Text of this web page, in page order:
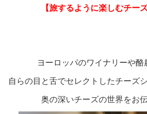
【旅するように楽しむチー
ヨーロッパのワイナリーや酪
自らの目と舌でセレクトしたチーズ
奥の深いチーズの世界をお